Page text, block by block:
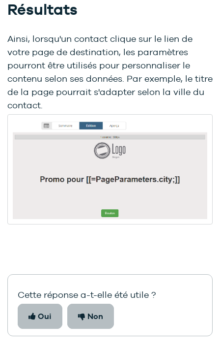
Résultats
Ainsi, lorsqu'un contact clique sur le lien de
votre page de destination, les paramètres
pourront être utilisés pour personnaliser le
contenu selon ses données. Par exemple, le titre
de la page pourrait s'adapter selon la ville du
contact.
Cette réponse a-t-elle été utile ?
Oui Non